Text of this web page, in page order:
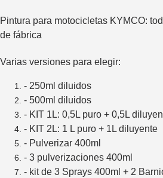
Pintura para motocicletas KYMCO:
de fábrica
Varias versiones para elegir:
- 250ml diluidos
- 500ml diluidos
- KIT 1L: 0,5L puro + 0,5L
- KIT 2L: 1 L puro + 1L diluyente
- Pulverizar 400ml
- 3 pulverizaciones 400ml
- kit de 3 Sprays 400ml + 2